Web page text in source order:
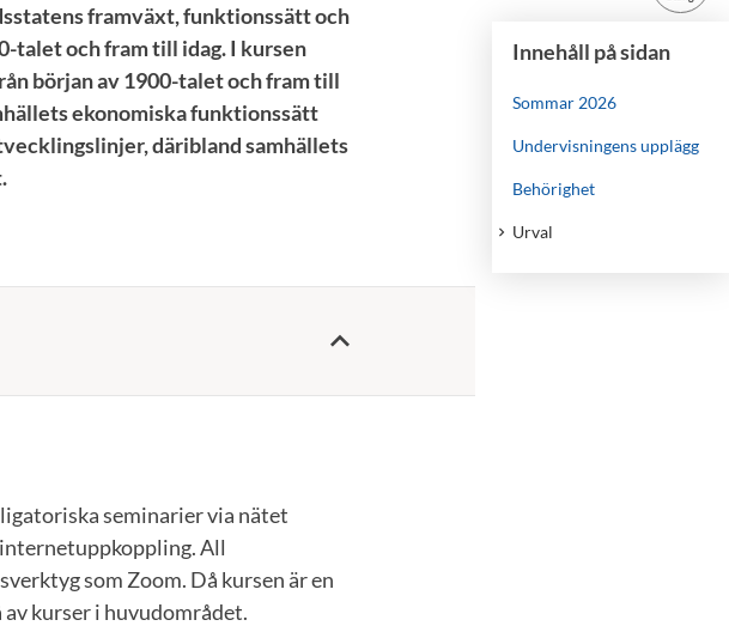
Innehåll på sidan
Sommar 2026
Undervisningens upplägg
Behörighet
Urval
framväxt, funktionssätt och
talet och fram till idag. I kursen
början av 1900-talet och fram till
ekonomiska funktionssätt
däribland samhällets
seminarier via nätet
All
som Zoom. Då kursen är en
kurser i huvudområdet.